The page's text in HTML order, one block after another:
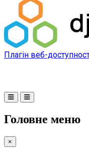
Плагін веб-
Головне меню
×